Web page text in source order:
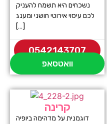
נשכחים היא תשמח להעניק
לכם עיסוי אירוטי חושני ומענג
[…]
0542143707
וואטסאפ
קרינה
דוגמנית על מדהימה ביופיה